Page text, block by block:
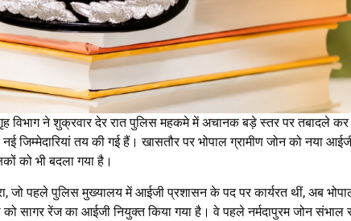
विभाग ने शुक्रवार देर रात पुलिस महकमे में अचानक बड़े स्तर पर तबादले
नई जिम्मेदारियां तय की गई हैं। खासतौर पर भोपाल ग्रामीण जोन को नया
को भी बदला गया है।
जो पहले पुलिस मुख्यालय में आईजी प्रशासन के पद पर कार्यरत थीं, अब
सागर रेंज का आईजी नियुक्त किया गया है। वे पहले नर्मदापुरम जोन